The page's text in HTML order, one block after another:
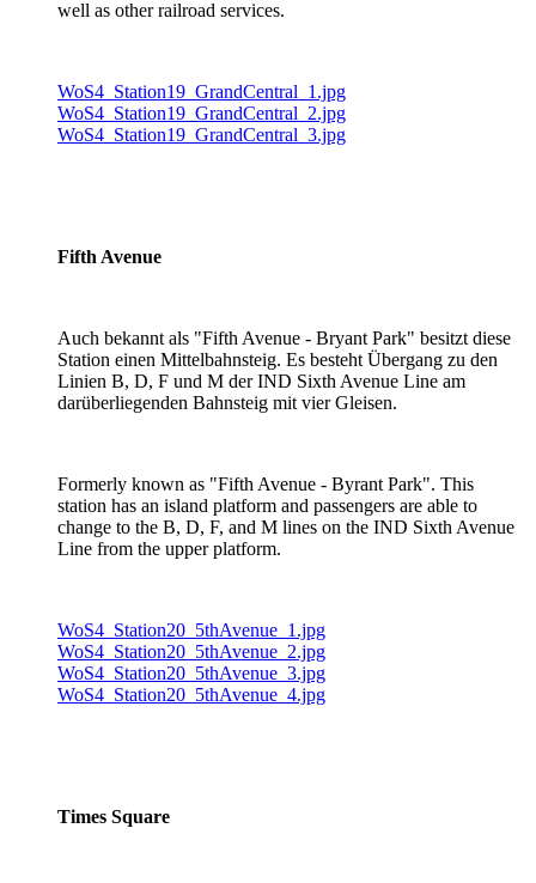
well as other railroad services.
WoS4_Station19_GrandCentral_1.jpg
WoS4_Station19_GrandCentral_2.jpg
WoS4_Station19_GrandCentral_3.jpg
Fifth Avenue
Auch bekannt als "Fifth Avenue - Bryant Park" besitzt diese
Station einen Mittelbahnsteig. Es besteht Übergang zu den
Linien B, D, F und M der IND Sixth Avenue Line am
darüberliegenden Bahnsteig mit vier Gleisen.
Formerly known as "Fifth Avenue - Byrant Park". This
station has an island platform and passengers are able to
change to the B, D, F, and M lines on the IND Sixth Avenue
Line from the upper platform.
WoS4_Station20_5thAvenue_1.jpg
WoS4_Station20_5thAvenue_2.jpg
WoS4_Station20_5thAvenue_3.jpg
WoS4_Station20_5thAvenue_4.jpg
Times Square